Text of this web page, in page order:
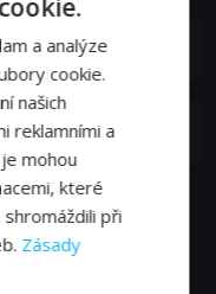
a analýze
cookie.
našich
reklamními a
mohou
které
při
Zásady